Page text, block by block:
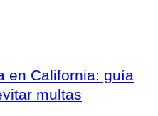
en California: guía
multas